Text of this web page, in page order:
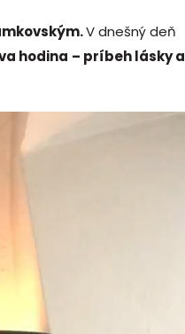
V dnešný deň
hodina – príbeh lásky a